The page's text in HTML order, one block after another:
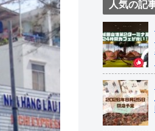
人気の記